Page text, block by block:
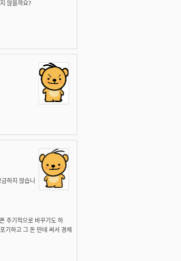
않을까요?
하지 않습니
주기적으로 바꾸기도 하
기하고 그 돈 딴데 써서 경제